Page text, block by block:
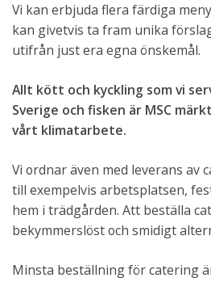
Vi kan erbjuda flera färdiga
kan givetvis ta fram unika
utifrån just era egna önskemål.
Allt kött och kyckling som vi
Sverige och fisken är MSC
vårt klimatarbete.
Vi ordnar även med leverans av
till exempelvis arbetsplatsen,
hem i trädgården. Att beställa
bekymmerslöst och smidigt
Minsta beställning för catering